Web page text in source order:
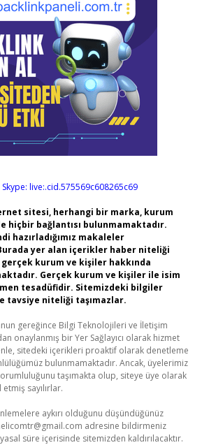
Skype: live:.cid.575569c608265c69
sitesi, herhangi bir marka, kurum
hiçbir bağlantısı bulunmamaktadır.
hazırladığımız makaleler
yer alan içerikler haber niteliği
kurum ve kişiler hakkında
Gerçek kurum ve kişiler ile isim
tesadüfidir. Sitemizdeki bilgiler
tavsiye niteliği taşımazlar.
gereğince Bilgi Teknolojileri ve İletişim
onaylanmış bir Yer Sağlayıcı olarak hizmet
sitedeki içerikleri proaktif olarak denetleme
bulunmamaktadır. Ancak, üyelerimiz
taşımakta olup, siteye üye olarak
sayılırlar.
aykırı olduğunu düşündüğünüz
adresine bildirmeniz
süre içerisinde sitemizden kaldırılacaktır.